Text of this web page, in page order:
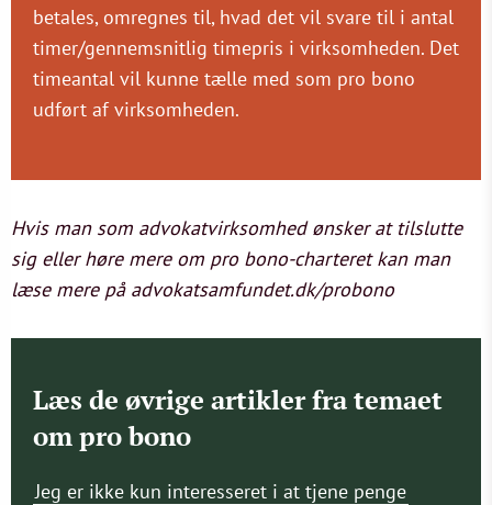
betales, omregnes til, hvad det vil svare til i antal
timer/gennemsnitlig timepris i virksomheden. Det
timeantal vil kunne tælle med som pro bono
udført af virksomheden.
Hvis man som advokatvirksomhed ønsker at tilslutte
sig eller høre mere om pro bono-charteret kan man
læse mere på advokatsamfundet.dk/probono
Læs de øvrige artikler fra temaet
om pro bono
Jeg er ikke kun interesseret i at tjene penge